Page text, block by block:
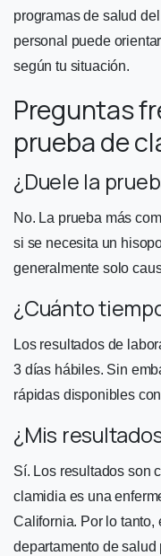
programas de salud
personal puede
según tu situación.
Preguntas
prueba de
¿Duele la
No. La prueba más
si se necesita un
generalmente solo
¿Cuánto
Los resultados de
3 días hábiles. Sin
rápidas disponibles
¿Mis
Sí. Los resultados son
clamidia es una
California. Por lo tanto,
departamento de